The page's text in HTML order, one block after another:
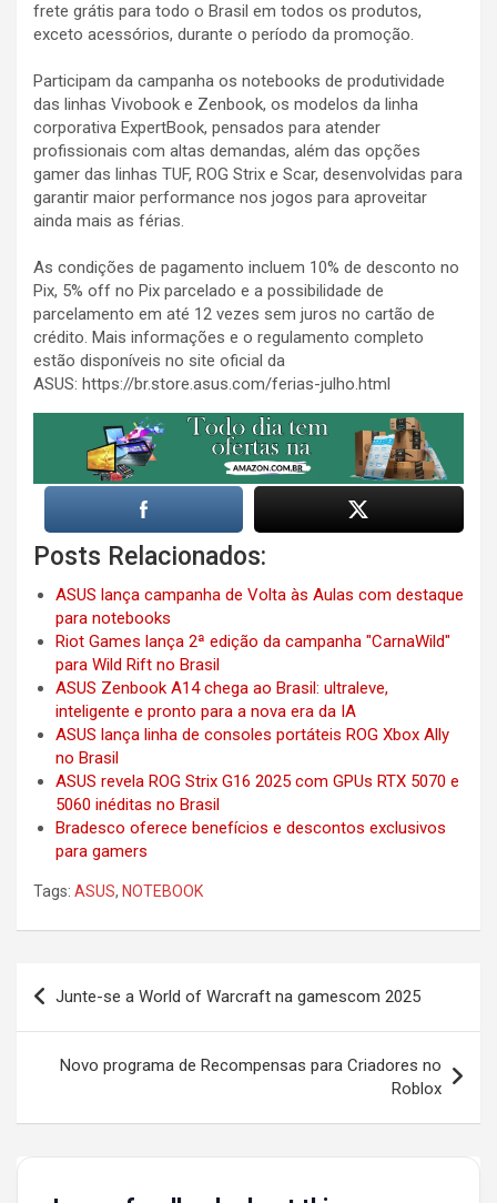
frete grátis para todo o Brasil em todos os produtos,
exceto acessórios, durante o período da promoção.
Participam da campanha os notebooks de produtividade
das linhas Vivobook e Zenbook, os modelos da linha
corporativa ExpertBook, pensados para atender
profissionais com altas demandas, além das opções
gamer das linhas TUF, ROG Strix e Scar, desenvolvidas para
garantir maior performance nos jogos para aproveitar
ainda mais as férias.
As condições de pagamento incluem 10% de desconto no
Pix, 5% off no Pix parcelado e a possibilidade de
parcelamento em até 12 vezes sem juros no cartão de
crédito. Mais informações e o regulamento completo
estão disponíveis no site oficial da
ASUS: https://br.store.asus.com/ferias-julho.html
Posts Relacionados:
ASUS lança campanha de Volta às Aulas com destaque
para notebooks
Riot Games lança 2ª edição da campanha "CarnaWild"
para Wild Rift no Brasil
ASUS Zenbook A14 chega ao Brasil: ultraleve,
inteligente e pronto para a nova era da IA
ASUS lança linha de consoles portáteis ROG Xbox Ally
no Brasil
ASUS revela ROG Strix G16 2025 com GPUs RTX 5070 e
5060 inéditas no Brasil
Bradesco oferece benefícios e descontos exclusivos
para gamers
Tags: ASUS, NOTEBOOK
Post
navigation
Junte-se a World of Warcraft na gamescom 2025
Novo programa de Recompensas para Criadores no
Roblox